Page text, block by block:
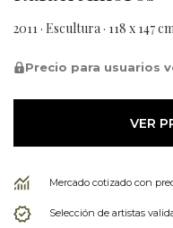
2011 · Escultura · 118 x 147
Precio para usuarios
VER
Mercado cotizado con
Selección de artistas